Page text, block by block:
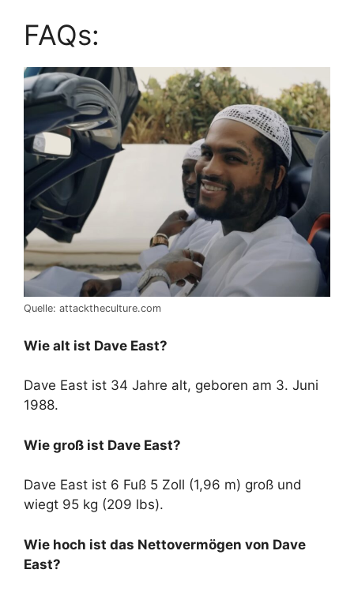
FAQs:
Quelle: attacktheculture.com
Wie alt ist Dave East?
Dave East ist 34 Jahre alt, geboren am 3. Juni
1988.
Wie groß ist Dave East?
Dave East ist 6 Fuß 5 Zoll (1,96 m) groß und
wiegt 95 kg (209 lbs).
Wie hoch ist das Nettovermögen von Dave
East?